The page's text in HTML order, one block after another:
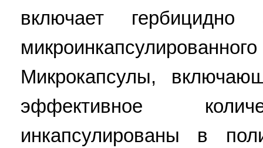
включает гербицидно
Микрокапсулы,
эффективное
инкапсулированы в